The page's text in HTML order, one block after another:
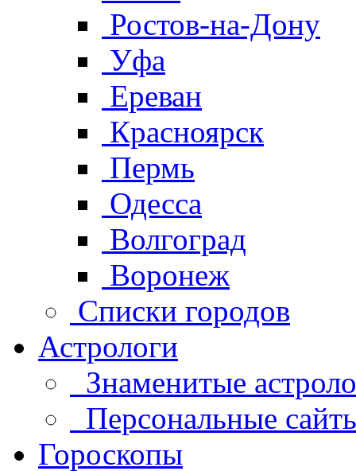
Ростов-на-Дону
Уфа
Ереван
Красноярск
Пермь
Одесса
Волгоград
Воронеж
Списки городов
Астрологи
Знаменитые
Персональные
Гороскопы